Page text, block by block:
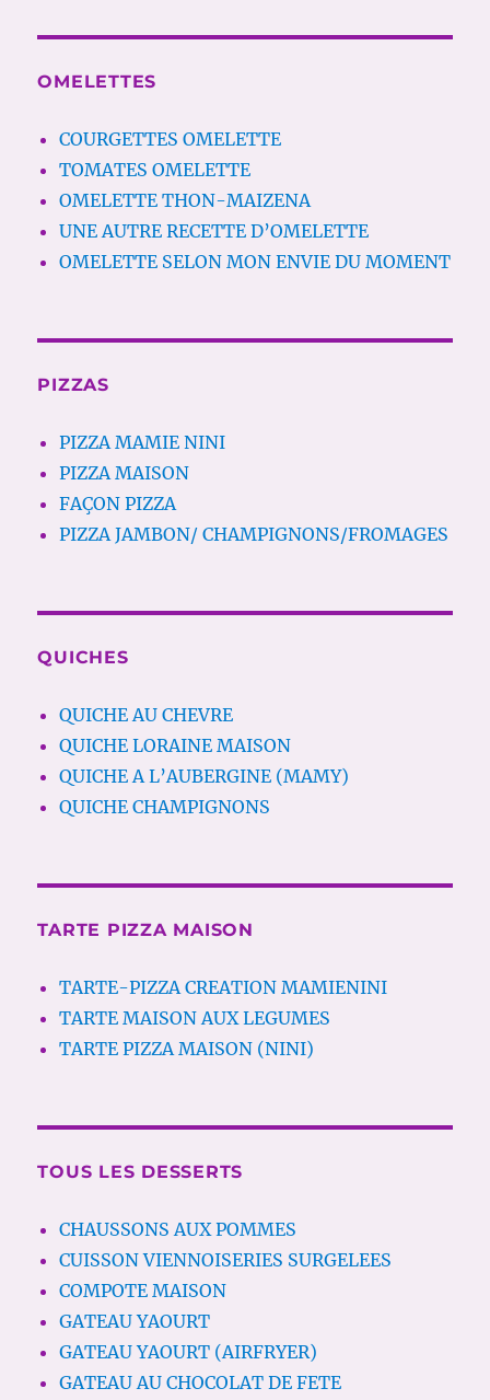
OMELETTES
COURGETTES OMELETTE
TOMATES OMELETTE
OMELETTE THON-MAIZENA
UNE AUTRE RECETTE D’OMELETTE
OMELETTE SELON MON ENVIE DU MOMENT
PIZZAS
PIZZA MAMIE NINI
PIZZA MAISON
FAÇON PIZZA
PIZZA JAMBON/ CHAMPIGNONS/FROMAGES
QUICHES
QUICHE AU CHEVRE
QUICHE LORAINE MAISON
QUICHE A L’AUBERGINE (MAMY)
QUICHE CHAMPIGNONS
TARTE PIZZA MAISON
TARTE-PIZZA CREATION MAMIENINI
TARTE MAISON AUX LEGUMES
TARTE PIZZA MAISON (NINI)
TOUS LES DESSERTS
CHAUSSONS AUX POMMES
CUISSON VIENNOISERIES SURGELEES
COMPOTE MAISON
GATEAU YAOURT
GATEAU YAOURT (AIRFRYER)
GATEAU AU CHOCOLAT DE FETE